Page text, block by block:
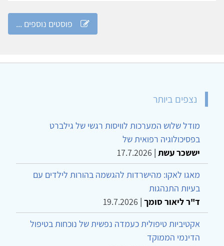
פוסטים נוספים ...
נצפים ביותר
מודל שלוש המערכות לוויסות רגשי של גילברט
בפסיכולוגיה רפואית של
יששכר עשת |
17.7.2026
מאגו לאקו: מהישרדות להגשמה בהורות לילדים עם
בעיות התנהגות
ד"ר ליאור סומך |
19.7.2026
אקטיביות טיפולית כעמדה נפשית של נוכחות בטיפול
הדינמי הממוקד